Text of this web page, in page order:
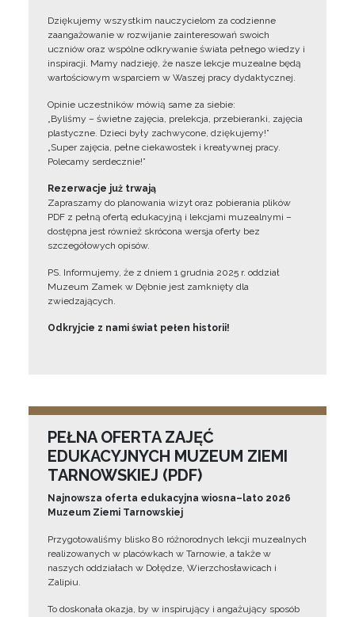
Dziękujemy wszystkim nauczycielom za codzienne
zaangażowanie w rozwijanie zainteresowań swoich
uczniów oraz wspólne odkrywanie świata pełnego wiedzy i
inspiracji. Mamy nadzieję, że nasze lekcje muzealne będą
wartościowym wsparciem w Waszej pracy dydaktycznej.
Opinie uczestników mówią same za siebie:
„Byliśmy – świetne zajęcia, prelekcja, przebieranki, zajęcia
plastyczne. Dzieci były zachwycone, dziękujemy!”
„Super zajęcia, pełne ciekawostek i kreatywnej pracy.
Polecamy serdecznie!”
Rezerwacje już trwają
Zapraszamy do planowania wizyt oraz pobierania plików
PDF z pełną ofertą edukacyjną i lekcjami muzealnymi –
dostępna jest również skrócona wersja oferty bez
szczegółowych opisów.
PS. Informujemy, że z dniem 1 grudnia 2025 r. oddział
Muzeum Zamek w Dębnie jest zamknięty dla
zwiedzających.
Odkryjcie z nami świat pełen historii!
PEŁNA OFERTA ZAJĘĆ
EDUKACYJNYCH MUZEUM ZIEMI
TARNOWSKIEJ (PDF)
Najnowsza oferta edukacyjna wiosna–lato 2026
Muzeum Ziemi Tarnowskiej
Przygotowaliśmy blisko 80 różnorodnych lekcji muzealnych
realizowanych w placówkach w Tarnowie, a także w
naszych oddziałach w Dołędze, Wierzchosławicach i
Zalipiu.
To doskonała okazja, by w inspirujący i angażujący sposób